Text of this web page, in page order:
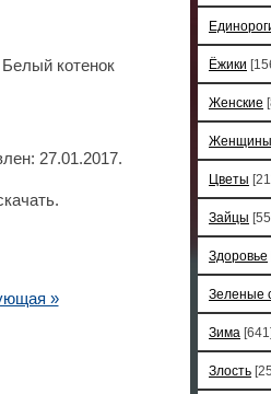
котенок
27.01.2017.
»
Ёжики
Женские
Женщины
Цветы
Зайцы
Здоровье
Зеленые
Зима
Злость